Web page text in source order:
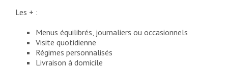
Les + :
Menus équilibrés, journaliers ou occasionnels
Visite quotidienne
Régimes personnalisés
Livraison à domicile